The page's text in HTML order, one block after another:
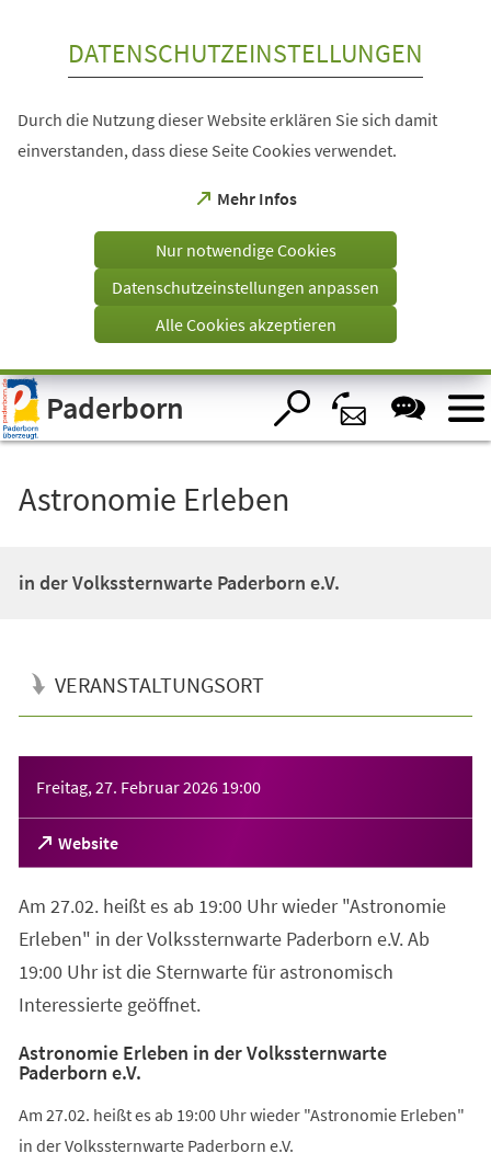
Visuelle
Assistenzsoftware
öffnen.
DATENSCHUTZEINSTELLUNGEN
Durch die Nutzung dieser Website erklären Sie sich damit
einverstanden, dass diese Seite Cookies verwendet.
Mehr Infos
(Öffnet
einem
Tab)
Nur notwendige Cookies
Datenschutzeinstellungen anpassen
Alle Cookies akzeptieren
Paderborn
Astronomie Erleben
in der Volkssternwarte Paderborn e.V.
VERANSTALTUNGSORT
Freitag, 27. Februar 2026 19:00
Website
(Öffnet
in
neuen
Tab)
Am 27.02. heißt es ab 19:00 Uhr wieder "Astronomie
Erleben" in der Volkssternwarte Paderborn e.V. Ab
19:00 Uhr ist die Sternwarte für astronomisch
Interessierte geöffnet.
Astronomie Erleben in der Volkssternwarte
Paderborn e.V.
Am 27.02. heißt es ab 19:00 Uhr wieder "Astronomie Erleben"
in der Volkssternwarte Paderborn e.V.